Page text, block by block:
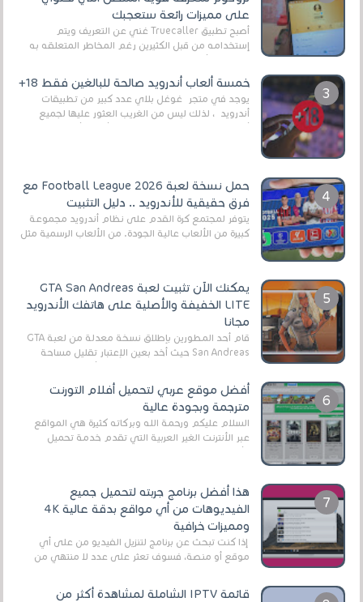
على مميزات رائعة ستعجبك
أصبح تطبيق Truecaller غني عن التعريف ويتم
إستخدامه من قبل الكثيرين رغم المخاطر المتعلقه به
خمسة ألعاب أندرويد صالحة للبالغين فقط 18+
يوجد في متجر غوغل بلاي عدد كبير من تطبيقات
أندرويد ، لذلك ليس من الغريب العثور عليها لجميع
حمل نسخة لعبة Football League 2026 مع
فرق حقيقية للأندرويد .. دليل التثبيت
يتوفر لمجتمع كرة القدم على نظام أندرويد مجموعة
كبيرة من الألعاب عالية الجودة. من الألعاب الرسمية مثل
يمكنك الآن تثبيت لعبة GTA San Andreas
LITE الخفيفة والأصلية على هاتفك الأندرويد
مجانا
قام أحد المطورين بإطلاق نسخة معدلة من لعبة GTA
San Andreas حيث أخد بعين الإعتبار تقليل مساحة
أفضل موقع عربي لتحميل أفلام التورنت
مترجمة وبجودة عالية
السلام عليكم ورحمة الله وبركاته كثيرة هي المواقع
عبر الأنترنت الغير العربية التي تقدم خدمة تحميل
الأفلام على التورنت ، ومعظم هذه المواقع ل...
هذا أفضل برنامج جربته لتحميل جميع
الفيديوهات من أي مواقع بدقة عالية 4K
ومميزات خرافية
إذا كنت تبحث عن برنامج لتنزيل الفيديو من على أي
موقع أو منصة، فسوف تعثر على عدد لا منتهي من
قائمة IPTV الشاملة لمشاهدة أكثر من